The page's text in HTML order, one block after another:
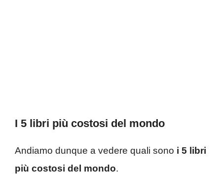
I 5 libri più costosi del mondo
Andiamo dunque a vedere quali sono i 5 libri
più costosi del mondo.